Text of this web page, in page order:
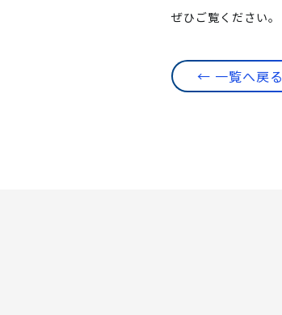
ぜひご覧ください。
← 一覧へ戻る